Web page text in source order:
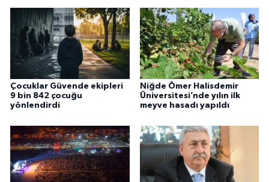
Çocuklar Güvende ekipleri
9 bin 842 çocuğu
yönlendirdi
Niğde Ömer Halisdemir
Üniversitesi’nde yılın ilk
meyve hasadı yapıldı